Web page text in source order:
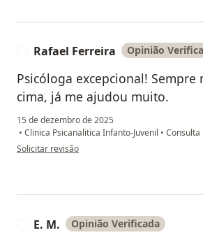
Rafael Ferreira Opinião
Psicóloga excepcional! Sempre
cima, já me ajudou muito.
15 de dezembro de 2025
• Clinica Psicanalitica Infanto-Juvenil • Consulta
na opinião do utilizador Rafael Ferreira
Solicitar revisão
E. M. Opinião Verificada